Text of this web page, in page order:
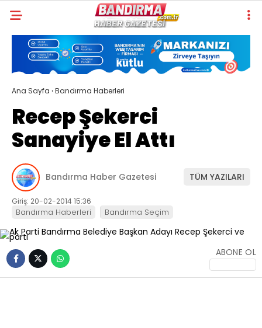
Ana Sayfa ›Bandırma Haberleri
Recep Şekerci
Sanayiye El Attı
Bandırma Haber Gazetesi TÜM YAZILARI
Giriş: 20-02-2014 15:36
Bandırma Haberleri Bandırma Seçim
ABONE OL